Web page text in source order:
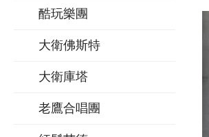
酷玩樂團
大衛佛斯特
大衛庫塔
老鷹合唱團